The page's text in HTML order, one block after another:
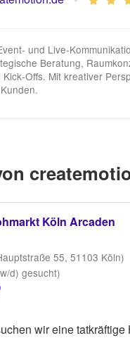
und
Beratung,
Mit kreativer
Köln Arcaden
55, 51103 Köln)
d) gesucht)
wir eine